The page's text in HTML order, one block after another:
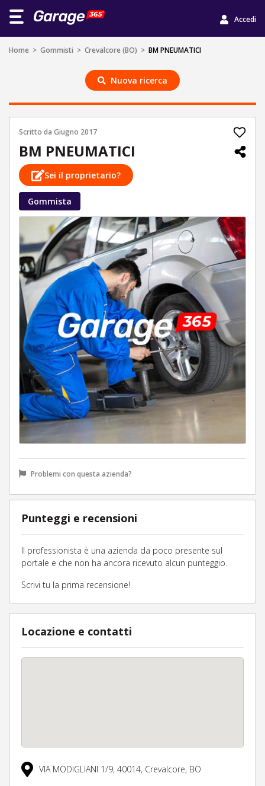
Accedi
Home > Gommisti > Crevalcore (BO) > BM PNEUMATICI
Nuova ricerca
Scritto da Giugno 2017
BM PNEUMATICI
Sei il proprietario?
Gommista
Problemi con questa azienda?
Punteggi e recensioni
Il professionista è una azienda da poco presente sul
portale e che non ha ancora ricevuto alcun punteggio.
Scrivi tu la prima recensione!
Locazione e contatti
VIA MODIGLIANI 1/9, 40014, Crevalcore, BO